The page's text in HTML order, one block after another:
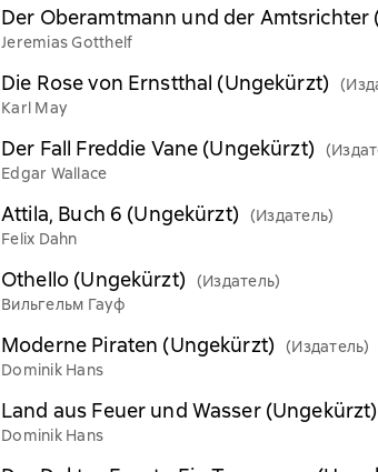
Der Oberamtmann und der Amtsrichter
Jeremias Gotthelf
Die Rose von Ernstthal (Ungekürzt)
Karl May
Der Fall Freddie Vane (Ungekürzt)
Edgar Wallace
Attila, Buch 6 (Ungekürzt) (Издатель)
Felix Dahn
Othello (Ungekürzt) (Издатель)
Вильгельм Гауф
Moderne Piraten (Ungekürzt) (Издатель)
Dominik Hans
Land aus Feuer und Wasser (Ungekürzt)
Dominik Hans